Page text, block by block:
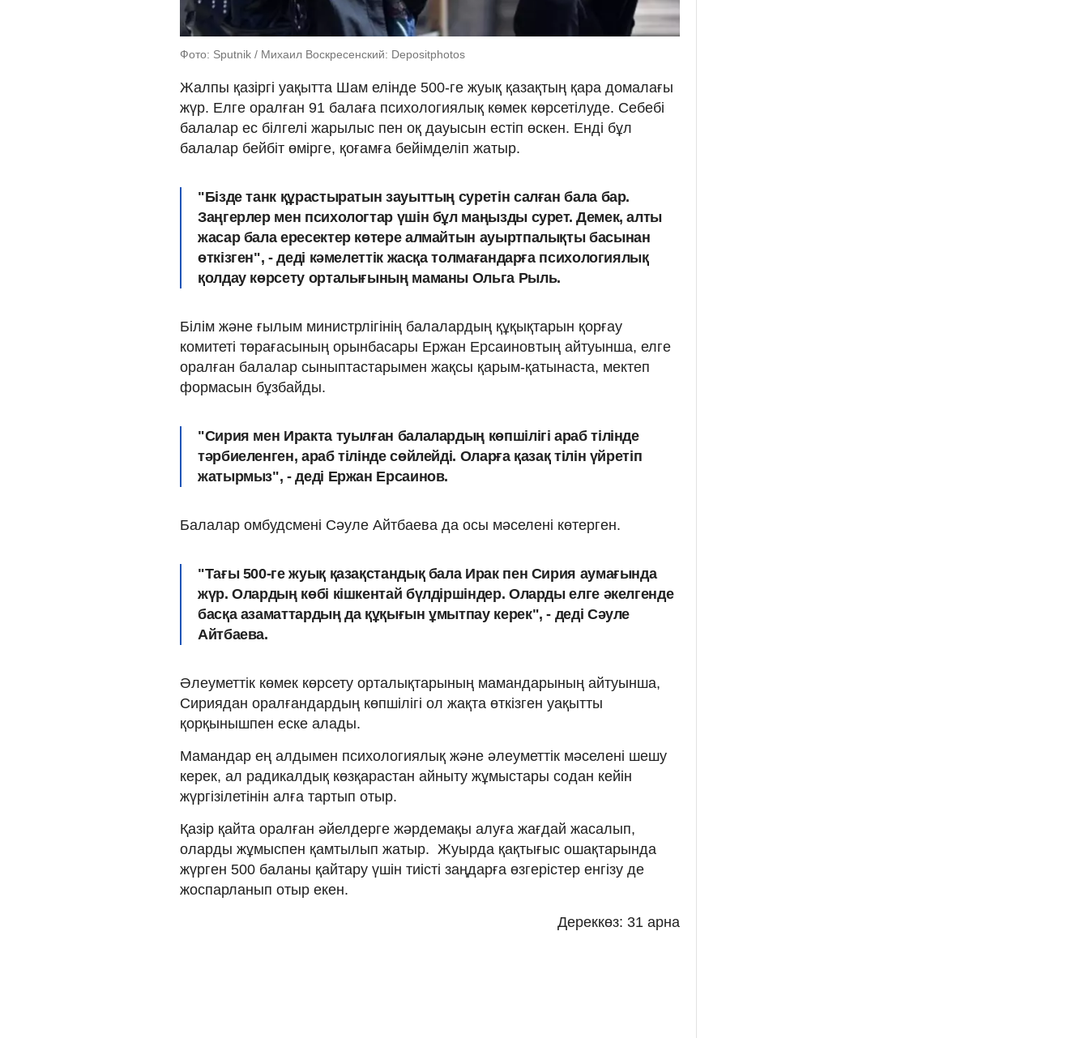
Фото: Sputnik / Михаил Воскресенский: Depositphotos
Жалпы қазіргі уақытта Шам елінде 500-ге жуық қазақтың қара домалағы
жүр. Елге оралған 91 балаға психологиялық көмек көрсетілуде. Себебі
балалар ес білгелі жарылыс пен оқ дауысын естіп өскен. Енді бұл
балалар бейбіт өмірге, қоғамға бейімделіп жатыр.
"Бізде танк құрастыратын зауыттың суретін салған бала бар.
Заңгерлер мен психологтар үшін бұл маңызды сурет. Демек, алты
жасар бала ересектер көтере алмайтын ауыртпалықты басынан
өткізген", - деді кәмелеттік жасқа толмағандарға психологиялық
қолдау көрсету орталығының маманы Ольга Рыль.
Білім және ғылым министрлігінің балалардың құқықтарын қорғау
комитеті төрағасының орынбасары Ержан Ерсаиновтың айтуынша, елге
оралған балалар сыныптастарымен жақсы қарым-қатынаста, мектеп
формасын бұзбайды.
"Сирия мен Иракта туылған балалардың көпшілігі араб тілінде
тәрбиеленген, араб тілінде сөйлейді. Оларға қазақ тілін үйретіп
жатырмыз", - деді Ержан Ерсаинов.
Балалар омбудсмені Сәуле Айтбаева да осы мәселені көтерген.
"Тағы 500-ге жуық қазақстандық бала Ирак пен Сирия аумағында
жүр. Олардың көбі кішкентай бүлдіршіндер. Оларды елге әкелгенде
басқа азаматтардың да құқығын ұмытпау керек", - деді Сәуле
Айтбаева.
Әлеуметтік көмек көрсету орталықтарының мамандарының айтуынша,
Сириядан оралғандардың көпшілігі ол жақта өткізген уақытты
қорқынышпен еске алады.
Мамандар ең алдымен психологиялық және әлеуметтік мәселені шешу
керек, ал радикалдық көзқарастан айныту жұмыстары содан кейін
жүргізілетінін алға тартып отыр.
Қазір қайта оралған әйелдерге жәрдемақы алуға жағдай жасалып,
оларды жұмыспен қамтылып жатыр. Жуырда қақтығыс ошақтарында
жүрген 500 баланы қайтару үшін тиісті заңдарға өзгерістер енгізу де
жоспарланып отыр екен.
Дереккөз: 31 арна